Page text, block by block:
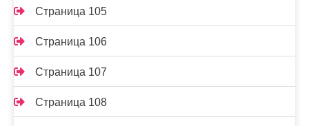
Страница 105
Страница 106
Страница 107
Страница 108